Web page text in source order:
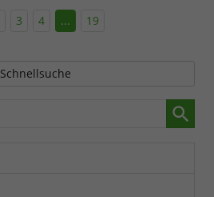
3 4 ... 19
Schnellsuche